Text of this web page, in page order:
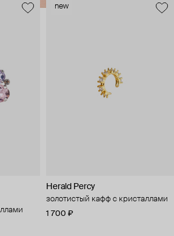
new
Herald Percy
золотистый кафф с кристаллами
1 700 ₽